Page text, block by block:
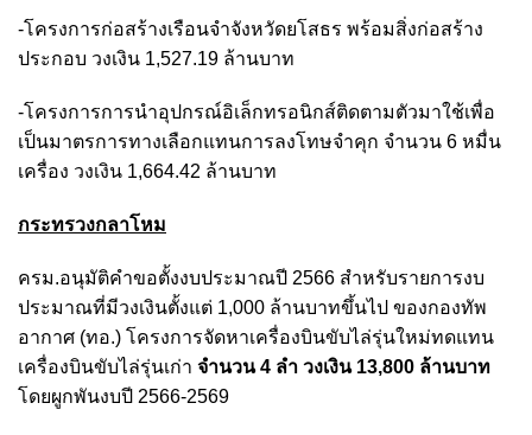
-โครงการก่อสร้างเรือนจำจังหวัดยโสธร พร้อมสิ่งก่อสร้าง
ประกอบ วงเงิน 1,527.19 ล้านบาท
-โครงการการนำอุปกรณ์อิเล็กทรอนิกส์ติดตามตัวมาใช้เพื่อ
เป็นมาตรการทางเลือกแทนการลงโทษจำคุก จำนวน 6 หมื่น
เครื่อง วงเงิน 1,664.42 ล้านบาท
กระทรวงกลาโหม
ครม.อนุมัติคำขอตั้งงบประมาณปี 2566 สำหรับรายการงบ
ประมาณที่มีวงเงินตั้งแต่ 1,000 ล้านบาทขึ้นไป ของกองทัพ
อากาศ (ทอ.) โครงการจัดหาเครื่องบินขับไล่รุ่นใหม่ทดแทน
เครื่องบินขับไล่รุ่นเก่า จำนวน 4 ลำ วงเงิน 13,800 ล้านบาท
โดยผูกพันงบปี 2566-2569